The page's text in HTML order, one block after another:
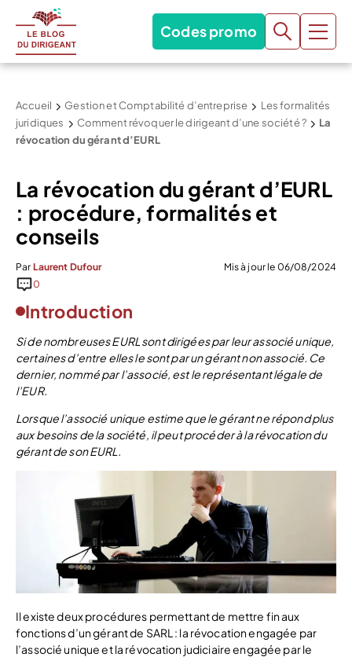
Codes promo
Accueil Gestion et Comptabilité d’entreprise
Les formalités
juridiques
Comment révoquer le dirigeant d’une société ?
La
révocation du gérant d’EURL
La révocation du gérant d’EURL
: procédure, formalités et
conseils
Par Laurent Dufour
Mis à jour le 06/08/2024
0
Introduction
Si de nombreuses EURL sont dirigées par leur associé unique,
certaines d’entre elles le sont par un gérant non associé. Ce
dernier, nommé par l’associé, est le représentant légale de
l’EUR.
Lorsque l’associé unique estime que le gérant ne répond plus
aux besoins de la société, il peut procéder à la révocation du
gérant de son EURL.
Il existe deux procédures permettant de mettre fin aux
fonctions d’un gérant de SARL : la révocation engagée par
l’associé unique et la révocation judiciaire engagée par le